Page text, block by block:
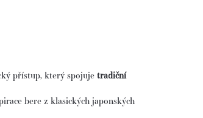
přístup, který spojujetradiční
bere z klasických japonských